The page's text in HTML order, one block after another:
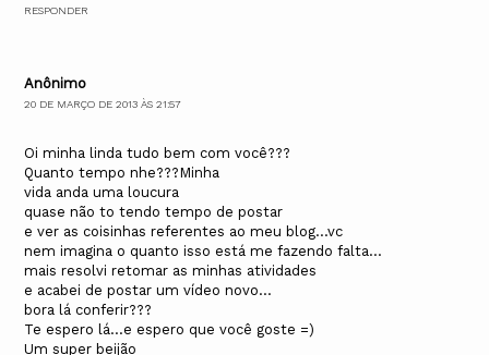
RESPONDER
Anônimo
20 DE MARÇO DE 2013 ÀS 21:57
Oi minha linda tudo bem com você???
Quanto tempo nhe???Minha
vida anda uma loucura
quase não to tendo tempo de postar
e ver as coisinhas referentes ao meu blog...vc
nem imagina o quanto isso está me fazendo falta...
mais resolvi retomar as minhas atividades
e acabei de postar um vídeo novo...
bora lá conferir???
Te espero lá...e espero que você goste =)
Um super beijão